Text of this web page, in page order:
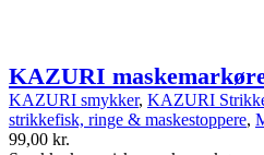
KAZURI
KAZURI smykker, KAZURI
strikkefisk, ringe & maskestoppere,
99,00 kr.